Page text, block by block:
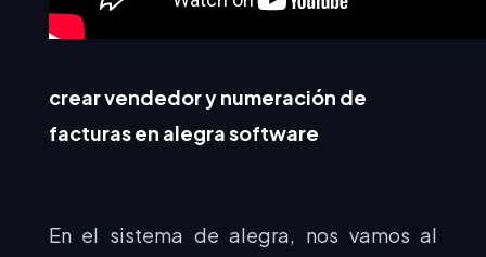
crear vendedor y numeración de
facturas en alegra software
En el sistema de alegra, nos vamos al